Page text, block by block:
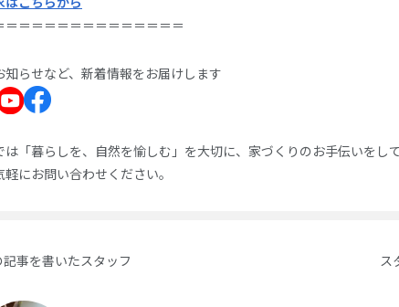
＝＝＝＝＝＝＝＝＝＝＝＝＝＝
知らせなど、新着情報をお届けします
は「暮らしを、自然を愉しむ」を大切に、家づくりのお手伝いをして
にお問い合わせください。
記事を書いたスタッフ ス